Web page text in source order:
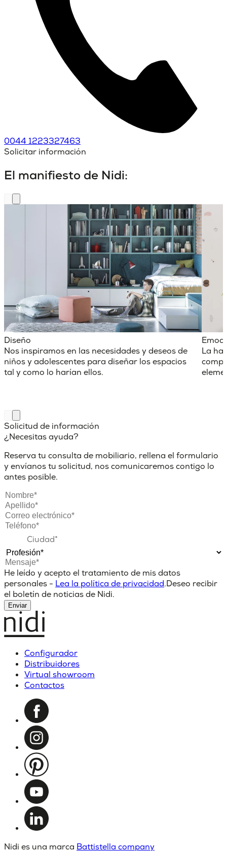
0044 1223327463
Solicitar información
El manifiesto de Nidi:
Diseño
Nos inspiramos en las necesidades y deseos de
niños y adolescentes para diseñar los espacios
tal y como lo harían ellos.
La
Solicitud de información
¿Necesitas ayuda?
Reserva tu consulta de mobiliario, rellena el formulario
y envíanos tu solicitud, nos comunicaremos contigo lo
antes posible.
He leído y acepto el tratamiento de mis datos
personales - Lea la política de privacidad.Deseo recibir
el boletín de noticias de Nidi.
Enviar
Configurador
Distribuidores
Virtual showroom
Contactos
Nidi es una marca Battistella company